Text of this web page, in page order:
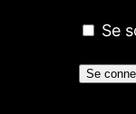
Se